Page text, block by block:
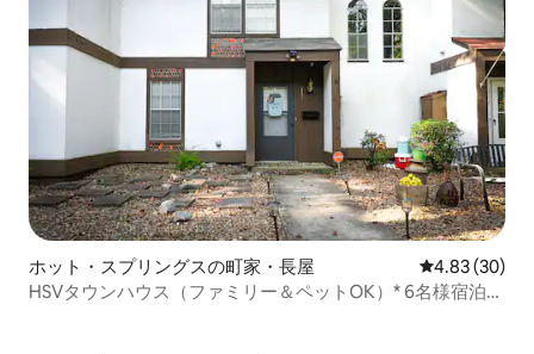
ホット・スプリングスの町家・長屋 レビュー30
4.83 (30)
HSVタウンハウス（ファミリー＆ペットOK）* 6名様宿泊可